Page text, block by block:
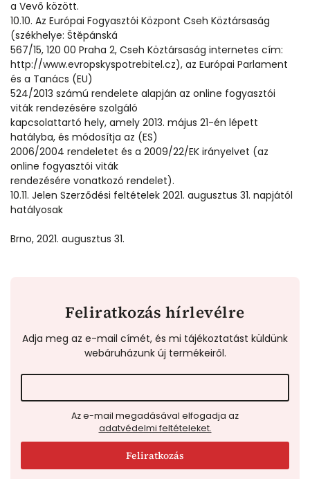
a Vevő között.
10.10. Az Európai Fogyasztói Központ Cseh Köztársaság
(székhelye: Štěpánská
567/15, 120 00 Praha 2, Cseh Köztársaság internetes cím:
http://www.evropskyspotrebitel.cz), az Európai Parlament
és a Tanács (EU)
524/2013 számú rendelete alapján az online fogyasztói
viták rendezésére szolgáló
kapcsolattartó hely, amely 2013. május 21-én lépett
hatályba, és módosítja az (ES)
2006/2004 rendeletet és a 2009/22/EK irányelvet (az
online fogyasztói viták
rendezésére vonatkozó rendelet).
10.11. Jelen Szerződési feltételek 2021. augusztus 31. napjától
hatályosak
Brno, 2021. augusztus 31.
Feliratkozás hírlevélre
Adja meg az e-mail címét, és mi tájékoztatást küldünk
webáruházunk új termékeiről.
adatvédelmi feltételeket.
Feliratkozás